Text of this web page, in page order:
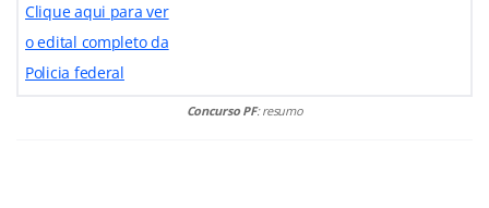
Clique aqui para ver
o edital completo da
Policia federal
Concurso PF: resumo